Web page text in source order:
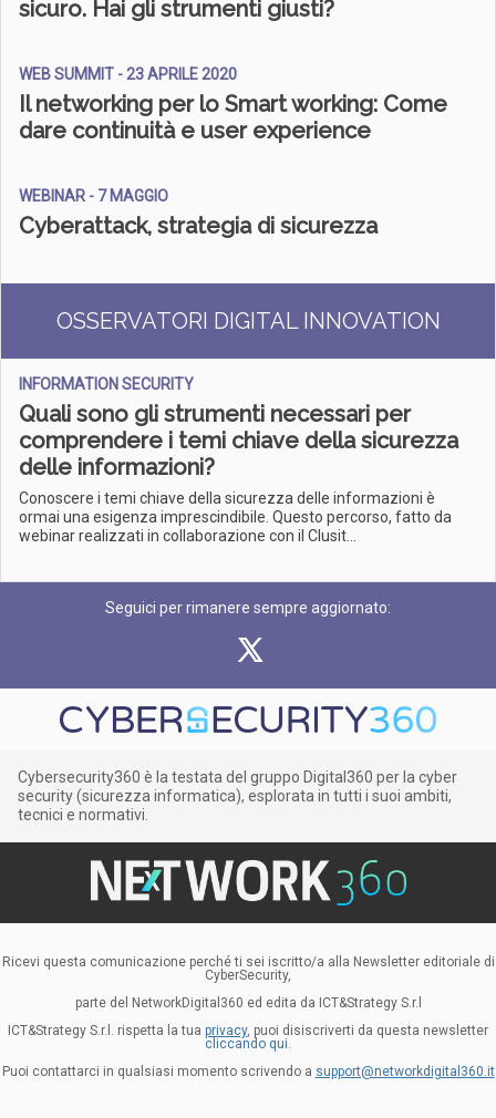
sicuro. Hai gli strumenti giusti?
WEB SUMMIT - 23 APRILE 2020
Il networking per lo Smart working: Come
dare continuità e user experience
WEBINAR - 7 MAGGIO
Cyberattack, strategia di sicurezza
OSSERVATORI DIGITAL INNOVATION
INFORMATION SECURITY
Quali sono gli strumenti necessari per
comprendere i temi chiave della sicurezza
delle informazioni?
Conoscere i temi chiave della sicurezza delle informazioni è
ormai una esigenza imprescindibile. Questo percorso, fatto da
webinar realizzati in collaborazione con il Clusit...
Seguici per rimanere sempre aggiornato:
Cybersecurity360 è la testata del gruppo Digital360 per la cyber
security (sicurezza informatica), esplorata in tutti i suoi ambiti,
tecnici e normativi.
Ricevi questa comunicazione perché ti sei iscritto/a alla Newsletter editoriale di
CyberSecurity,
parte del NetworkDigital360 ed edita da ICT&Strategy S.r.l
ICT&Strategy S.r.l. rispetta la tua privacy, puoi disiscriverti da questa newsletter
cliccando qui.
Puoi contattarci in qualsiasi momento scrivendo a support@networkdigital360.it